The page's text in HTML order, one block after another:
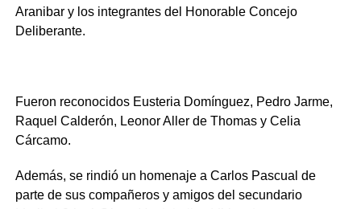
Aranibar y los integrantes del Honorable Concejo
Deliberante.
Fueron reconocidos Eusteria Domínguez, Pedro Jarme,
Raquel Calderón, Leonor Aller de Thomas y Celia
Cárcamo.
Además, se rindió un homenaje a Carlos Pascual de
parte de sus compañeros y amigos del secundario